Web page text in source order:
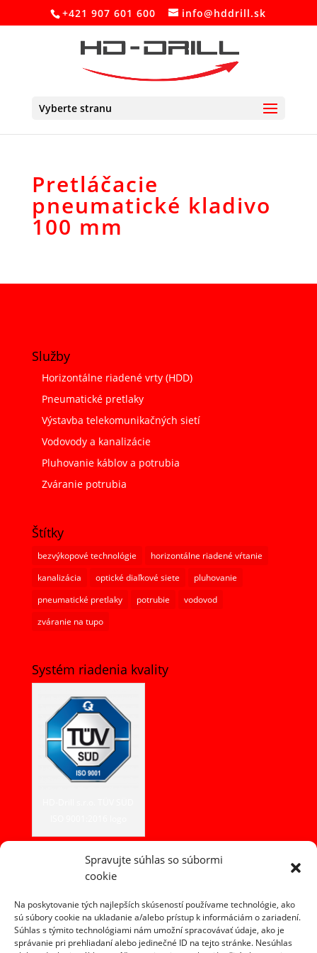
Spravujte súhlas so súbormi
cookie
Na poskytovanie tých najlepších skúseností používame technológie, ako
sú súbory cookie na ukladanie a/alebo prístup k informáciám o zariadení.
Súhlas s týmito technológiami nám umožní spracovávať údaje, ako je
správanie pri prehliadaní alebo jedinečné ID na tejto stránke. Nesúhlas
+421 907 601 600 info@hddrill.sk
Vyberte stranu
Pretláčacie
pneumatické kladivo
100 mm
Služby
Horizontálne riadené vrty (HDD)
Pneumatické pretlaky
Výstavba telekomunikačných sietí
Vodovody a kanalizácie
Pluhovanie káblov a potrubia
Zváranie potrubia
Štítky
bezvýkopové technológie
horizontálne riadené vŕtanie
kanalizácia
optické diaľkové siete
pluhovanie
pneumatické pretlaky
potrubie
vodovod
zváranie na tupo
Systém riadenia kvality
HD-DRILL, s.r.o.
Fojtová 365
023 54 Turzovka